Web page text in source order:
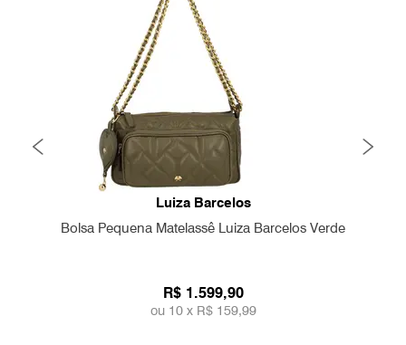
Luiza Barcelos
Bolsa Pequena Matelassê Luiza Barcelos Verde
R$ 1.599,90
ou 10 x R$ 159,99